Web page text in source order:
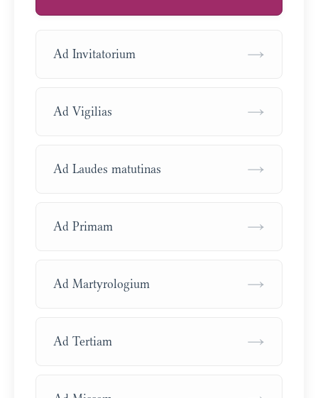
Ad Invitatorium →
Ad Vigilias →
Ad Laudes matutinas →
Ad Primam →
Ad Martyrologium →
Ad Tertiam →